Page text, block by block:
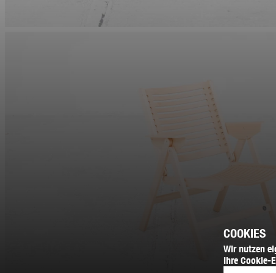
COOKIES
Wir nutzen
Ihre Cookie-